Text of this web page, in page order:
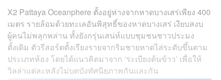
X2 Pattaya Oceanphere ตั้งอยู่ห่างจากหาดบางเสร่เพียง 400
เมตร รายล้อมด้วยทะเลอันพิสุทธิ์ของหาดบางเสร่ เงียบสงบ
ผู้คนไม่พลุกพล่าน ทั้งยังกรุ่นเสน่ห์แบบชุมชนชาวประมง
ดั้งเดิม ตัวรีสอร์ตตั้งเรียงรายจากริมชายหาดไล่ระดับขึ้นตาม
ประเภทห้อง โดยได้แนวคิดมาจาก ‘ระเบียงต้นข้าว’ เพื่อให้
วิลล่าแต่ละหลังไม่บดบังทัศนียภาพกันและกัน